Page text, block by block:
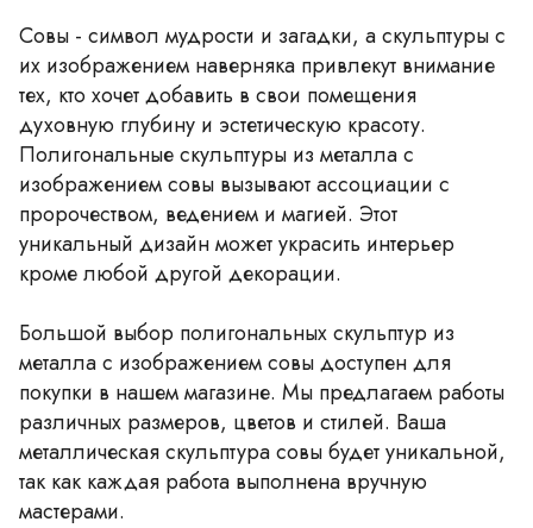
Совы - символ мудрости и загадки, а скульптуры с
их изображением наверняка привлекут внимание
тех, кто хочет добавить в свои помещения
духовную глубину и эстетическую красоту.
Полигональные скульптуры из металла с
изображением совы вызывают ассоциации с
пророчеством, ведением и магией. Этот
уникальный дизайн может украсить интерьер
кроме любой другой декорации.
Большой выбор полигональных скульптур из
металла с изображением совы доступен для
покупки в нашем магазине. Мы предлагаем работы
различных размеров, цветов и стилей. Ваша
металлическая скульптура совы будет уникальной,
так как каждая работа выполнена вручную
мастерами.